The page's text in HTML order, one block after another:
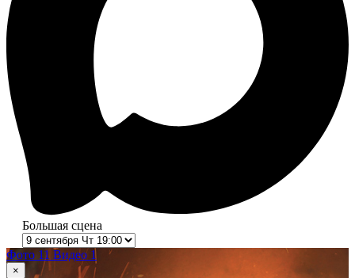
Большая сцена
Фото 11 Видео 1
×